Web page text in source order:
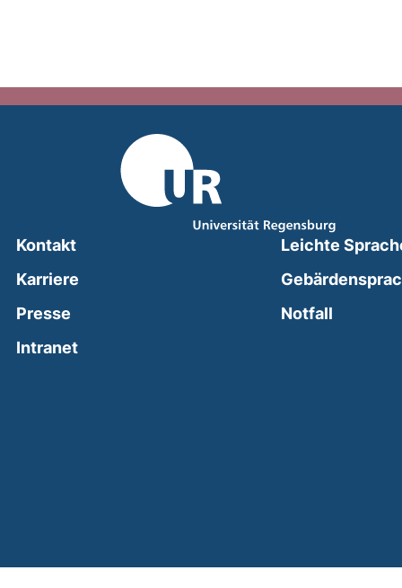
Kontakt
Karriere
Presse
Intranet(external link, opens in a new window)
Leichte
Notfall